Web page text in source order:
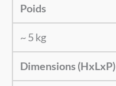
Poids
~ 5 kg
Dimensions (HxLxP)